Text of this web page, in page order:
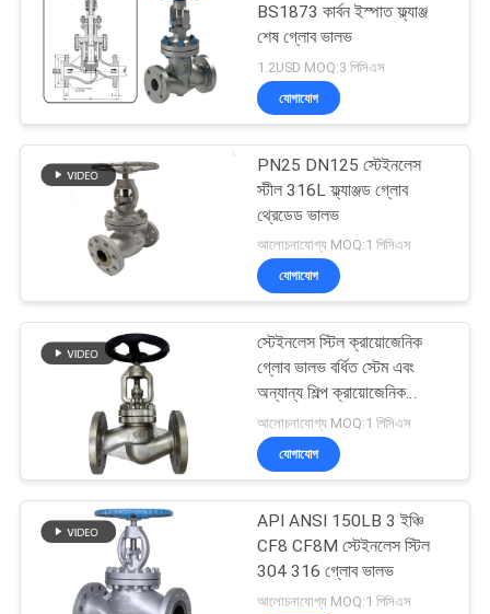
BS1873 কার্বন ইস্পাত ফ্ল্যাঞ্জ
শেষ গ্লোব ভালভ
1.2USD MOQ:3 পিসিএস
যোগাযোগ
PN25 DN125 স্টেইনলেস
স্টীল 316L ফ্ল্যাঞ্জড গ্লোব
থ্রেডেড ভালভ
আলোচনাযোগ্য MOQ:1 পিসিএস
যোগাযোগ
স্টেইনলেস স্টিল ক্রায়োজেনিক
গ্লোব ভালভ বর্ধিত স্টেম এবং
অন্যান্য শিল্প ক্রায়োজেনিক
গ্যাসের জন্য
আলোচনাযোগ্য MOQ:1 পিসিএস
যোগাযোগ
API ANSI 150LB 3 ইঞ্চি
CF8 CF8M স্টেইনলেস স্টিল
304 316 গ্লোব ভালভ
আলোচনাযোগ্য MOQ:1 পিসিএস